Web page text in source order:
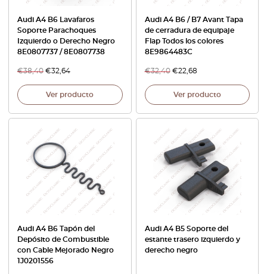
Audi A4 B6 Lavafaros
Soporte Parachoques
Izquierdo o Derecho Negro
8E0807737 / 8E0807738
€38,40 €32,64
Ver producto
Audi A4 B6 / B7 Avant Tapa
de cerradura de equipaje
Flap Todos los colores
8E9864483C
€32,40 €22,68
Ver producto
Audi A4 B6 Tapón del
Depósito de Combustible
con Cable Mejorado Negro
1J0201556
Audi A4 B5 Soporte del
estante trasero izquierdo y
derecho negro